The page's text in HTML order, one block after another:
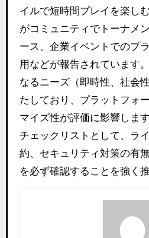
イルで短時間プレイを楽し
がコミュニティでトーナメ
ース、企業イベントでのプ
用などが報告されています
なるニーズ（即時性、社会
たしており、プラットフォ
マイズ性が評価に影響しま
チェックリストとして、ラ
約、セキュリティ対策の有
を必ず確認することを強く